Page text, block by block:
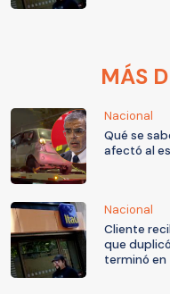
MÁS
Nacional
Qué se
afectó al
Nacional
Cliente
que
terminó en